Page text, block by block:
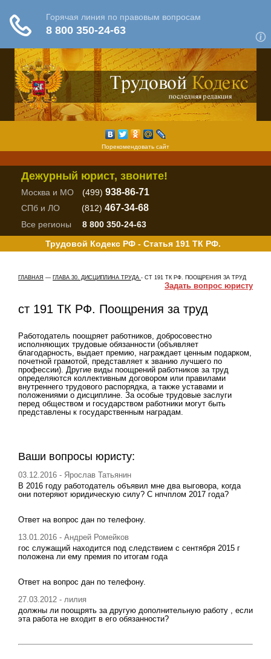
Порекомендовать сайт
Дежурный юрист, звоните!
Москва и МО (499) 938-86-71
СПб и ЛО (812) 467-34-68
Все регионы
8 800 350-24-63
Трудовой Кодекс РФ - Статья 191 ТК РФ.
ГЛАВНАЯ — ГЛАВА 30. ДИСЦИПЛИНА ТРУДА - СТ 191 ТК РФ. ПООЩРЕНИЯ ЗА ТРУД
Задать вопрос юристу
ст 191 ТК РФ. Поощрения за труд
Работодатель поощряет работников, добросовестно
исполняющих трудовые обязанности (объявляет
благодарность, выдает премию, награждает ценным подарком,
почетной грамотой, представляет к званию лучшего по
профессии). Другие виды поощрений работников за труд
определяются коллективным договором или правилами
внутреннего трудового распорядка, а также уставами и
положениями о дисциплине. За особые трудовые заслуги
перед обществом и государством работники могут быть
представлены к государственным наградам.
Ваши вопросы юристу:
03.12.2016 - Ярослав Татьянин
В 2016 году работодатель объявил мне два выговора, когда
они потеряют юридическую силу? С нпчплом 2017 года?
Ответ на вопрос дан по телефону.
13.01.2016 - Андрей Ромейков
гос служащий находится под следствием с сентября 2015 г
положена ли ему премия по итогам года
Ответ на вопрос дан по телефону.
27.03.2012 - лилия
должны ли поощрять за другую дополнительную работу , если
эта работа не входит в его обязанности?